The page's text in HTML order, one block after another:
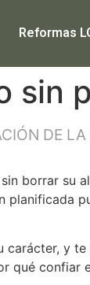
Reformas
sin
DE LA
borrar su
planificada
carácter, y
qué confiar